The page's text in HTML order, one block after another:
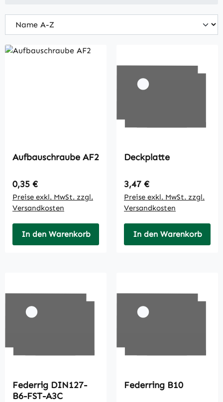
Aufbauschraube AF2
Regulärer Preis:
0,35 €
Preise exkl. MwSt. zzgl.
Versandkosten
In den Warenkorb
Deckplatte
Regulärer Preis:
3,47 €
Preise exkl. MwSt. zzgl.
Versandkosten
In den Warenkorb
Federrig DIN127-
B6-FST-A3C
Federring B10